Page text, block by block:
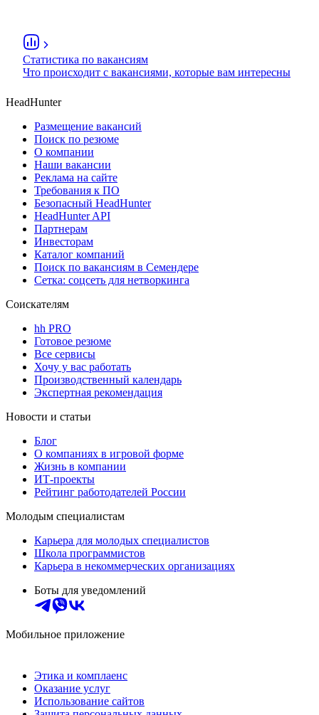
Статистика по вакансиям
Что происходит с вакансиями, которые вам интересны
HeadHunter
Размещение вакансий
Поиск по резюме
О компании
Наши вакансии
Реклама на сайте
Требования к ПО
Безопасный HeadHunter
HeadHunter API
Партнерам
Инвесторам
Каталог компаний
Поиск по вакансиям в Семендере
Сетка: соцсеть для нетворкинга
Соискателям
hh PRO
Готовое резюме
Все сервисы
Хочу у вас работать
Производственный календарь
Экспертная рекомендация
Новости и статьи
Блог
О компаниях в игровой форме
Жизнь в компании
ИТ-проекты
Рейтинг работодателей России
Молодым специалистам
Карьера для молодых специалистов
Школа программистов
Карьера в некоммерческих организациях
Боты для уведомлений
Мобильное приложение
Этика и комплаенс
Оказание услуг
Использование сайтов